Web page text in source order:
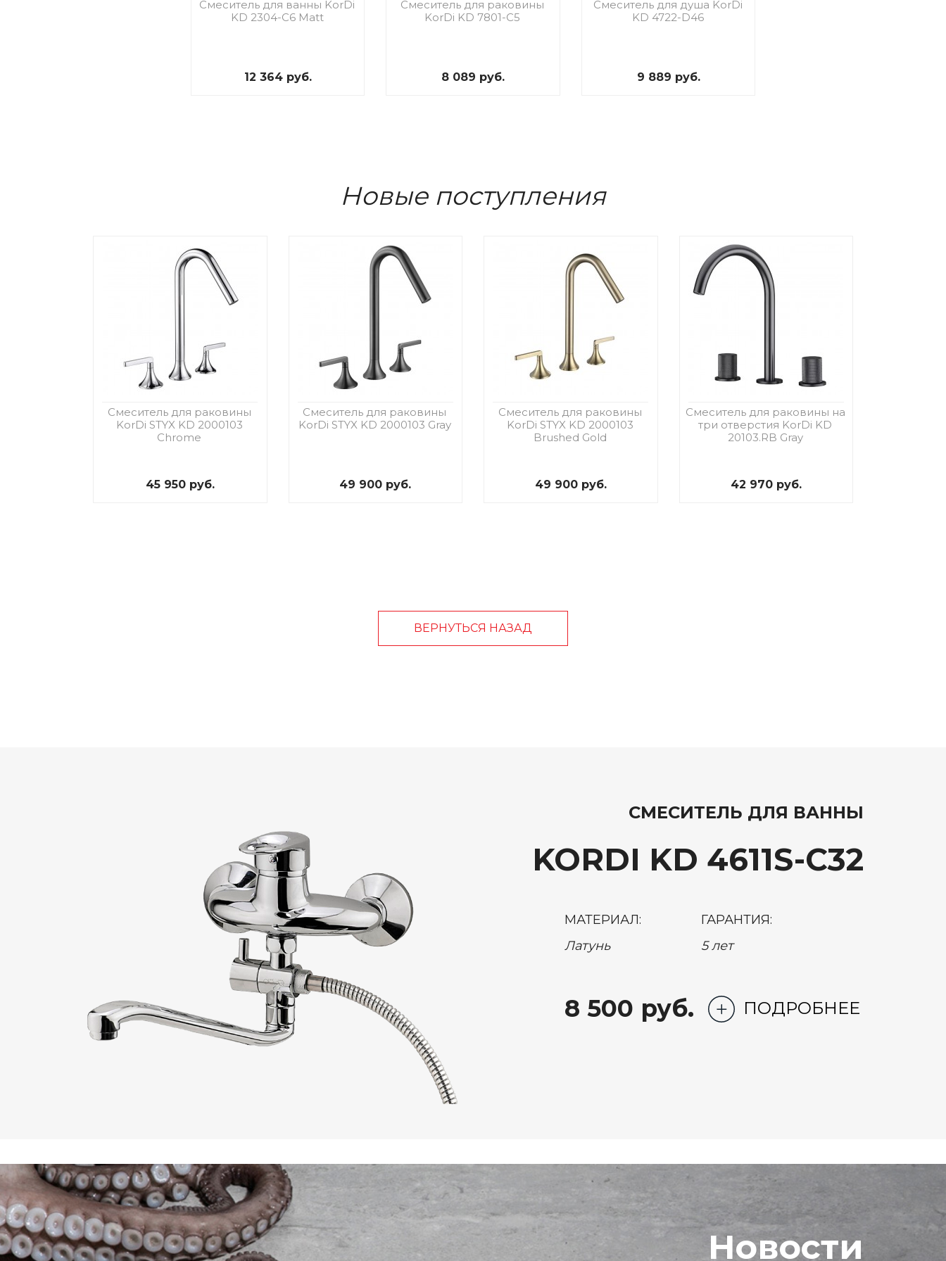
Смеситель для ванны KorDi
KD 2304-C6 Matt
12 364 руб.
Смеситель для раковины
KorDi KD 7801-C5
8 089 руб.
Смеситель для душа KorDi
KD 4722-D46
9 889 руб.
Новые поступления
Смеситель для раковины
KorDi STYX KD 2000103
Chrome
45 950 руб.
Смеситель для раковины
KorDi STYX KD 2000103 Gray
49 900 руб.
Смеситель для раковины
KorDi STYX KD 2000103
Brushed Gold
49 900 руб.
Смеситель для раковины на
три отверстия KorDi KD
20103.RB Gray
42 970 руб.
ВЕРНУТЬСЯ НАЗАД
СМЕСИТЕЛЬ ДЛЯ ВАННЫ
KORDI KD 4611S-C32
МАТЕРИАЛ:
ГАРАНТИЯ:
Латунь
5 лет
8 500 руб. ПОДРОБНЕЕ
Новости